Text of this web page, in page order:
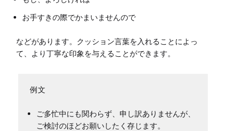
お手すきの際でかまいませんので
などがあります。クッション言葉を入れることによっ
ご多忙中にも関わらず、申し訳ありませんが、
ご検討のほどお願いしたく存じます。